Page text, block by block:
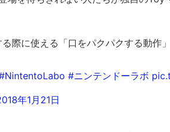
る際に使える「口をパクパクする動作
#ニンテンドーラボ
年1月21日